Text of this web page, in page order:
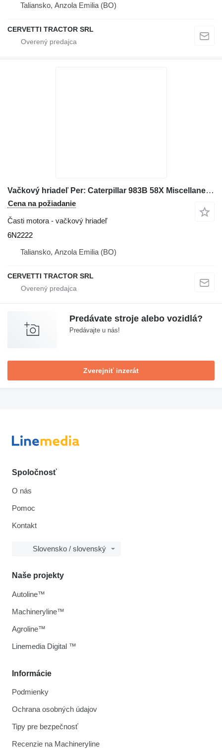
Taliansko, Anzola Emilia (BO)
CERVETTI TRACTOR SRL
Vačkový hriadeľ Per: Caterpillar 983B 58X Miscellane 6N2222 na buldozéra Caterpillar 983B 58X
Cena na požiadanie
Časti motora - vačkový hriadeľ
6N2222
Taliansko, Anzola Emilia (BO)
CERVETTI TRACTOR SRL
Predávate stroje alebo vozidlá?
Predávajte u nás!
Zverejniť inzerát
Spoločnosť
O nás
Pomoc
Kontakt
Slovensko / slovenský
Informácie
Podmienky
Ochrana osobných údajov
Tipy pre bezpečnosť
Recenzie na Machineryline
Naše projekty
Autoline™
Machineryline™
Agroline™
Linemedia Digital ™